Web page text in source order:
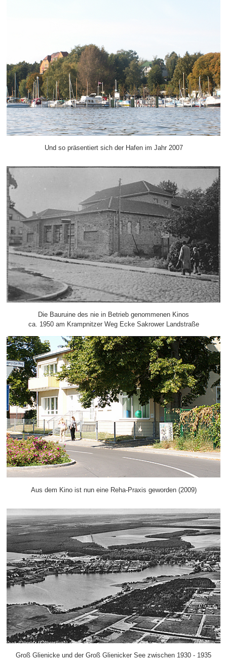
Und so präsentiert sich der Hafen im Jahr 2007
Die Bauruine des nie in Betrieb genommenen Kinos
ca. 1950 am Krampnitzer Weg Ecke Sakrower Landstraße
Aus dem Kino ist nun eine Reha-Praxis geworden (2009)
Groß Glienicke und der Groß Glienicker See zwischen 1930 - 1935